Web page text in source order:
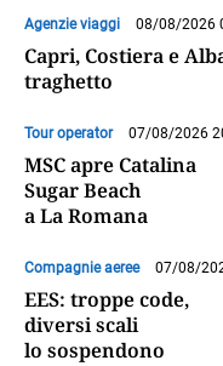
Agenzie viaggi 08/08/2026
Capri, Costiera e
traghetto
Tour operator 07/08/2026
MSC apre Catalina
Sugar Beach
a La Romana
Compagnie aeree 07/08/
EES: troppe code,
diversi scali
lo sospendono